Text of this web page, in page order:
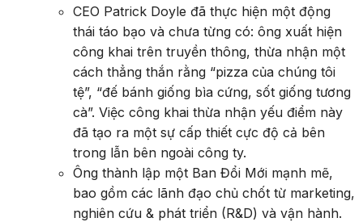
CEO Patrick Doyle đã thực hiện một động
thái táo bạo và chưa từng có: ông xuất hiện
công khai trên truyền thông, thừa nhận một
cách thẳng thắn rằng “pizza của chúng tôi
tệ”, “đế bánh giống bìa cứng, sốt giống tương
cà”. Việc công khai thừa nhận yếu điểm này
đã tạo ra một sự cấp thiết cực độ cả bên
trong lẫn bên ngoài công ty.
Ông thành lập một Ban Đổi Mới mạnh mẽ,
bao gồm các lãnh đạo chủ chốt từ marketing,
nghiên cứu & phát triển (R&D) và vận hành.